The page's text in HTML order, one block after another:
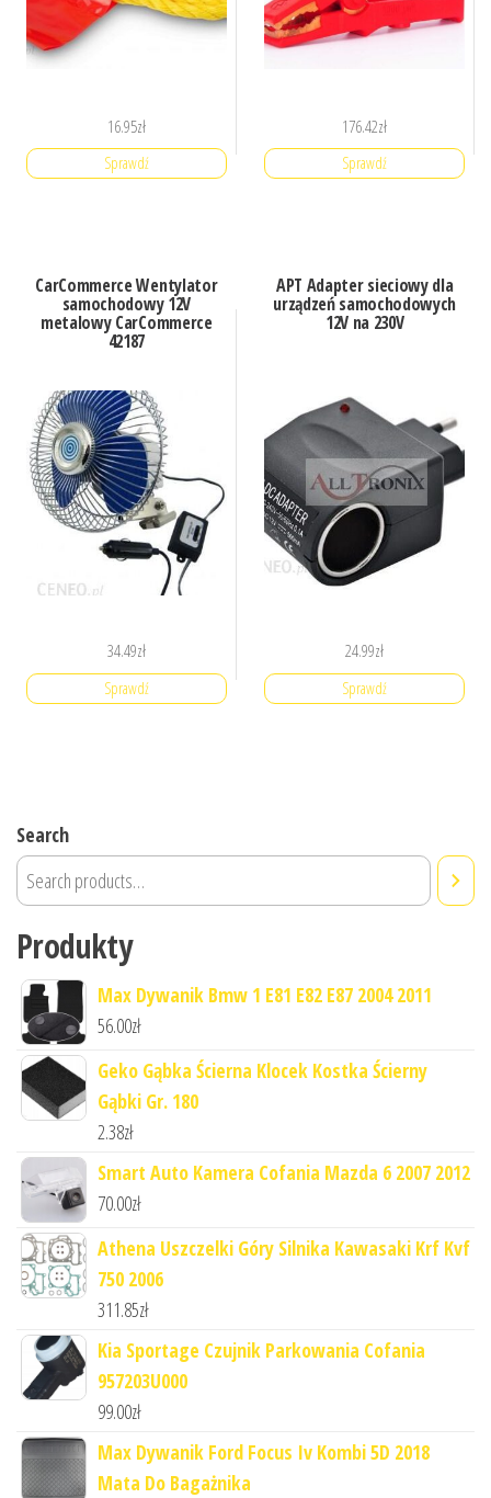
16.95zł
Sprawdź
176.42zł
Sprawdź
CarCommerce Wentylator
samochodowy 12V
metalowy CarCommerce
42187
34.49zł
Sprawdź
APT Adapter sieciowy dla
urządzeń samochodowych
12V na 230V
24.99zł
Sprawdź
Search
Produkty
Max Dywanik Bmw 1 E81 E82 E87 2004 2011
56.00zł
Geko Gąbka Ścierna Klocek Kostka Ścierny
Gąbki Gr. 180
2.38zł
Smart Auto Kamera Cofania Mazda 6 2007 2012
70.00zł
Athena Uszczelki Góry Silnika Kawasaki Krf Kvf
750 2006
311.85zł
Kia Sportage Czujnik Parkowania Cofania
957203U000
99.00zł
Max Dywanik Ford Focus Iv Kombi 5D 2018
Mata Do Bagażnika